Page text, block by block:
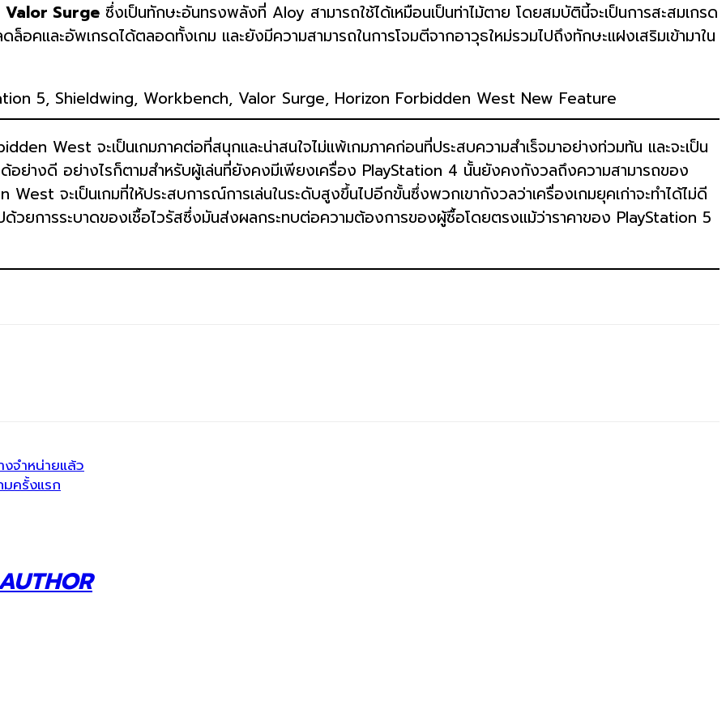
Valor Surge ซึ่งเป็นทักษะอันทรงพลังที่ Aloy สามารถใช้ได้เหมือนเป็นท่าไม้ตาย โดยสมบัตินี้จะเป็นการสะสมเกรด
อคและอัพเกรดได้ตลอดทั้งเกม และยังมีความสามารถในการโจมตีจากอาวุธใหม่รวมไปถึงทักษะแฝงเสริมเข้ามาใน
West จะเป็นเกมภาคต่อที่สนุกและน่าสนใจไม่แพ้เกมภาคก่อนที่ประสบความสำเร็จมาอย่างท่วมท้น และจะเป็น
อย่างดี อย่างไรก็ตามสำหรับผู้เล่นที่ยังคงมีเพียงเครื่อง PlayStation 4 นั้นยังคงกังวลถึงความสามารถของ
จะเป็นเกมที่ให้ประสบการณ์การเล่นในระดับสูงขึ้นไปอีกขั้นซึ่งพวกเขากังวลว่าเครื่องเกมยุคเก่าจะทำได้ไม่ดี
วยการระบาดของเชื้อไวรัสซึ่งมันส่งผลกระทบต่อความต้องการของผู้ซื้อโดยตรงแม้ว่าราคาของ PlayStation 5
งจำหน่ายแล้ว
ครั้งแรก